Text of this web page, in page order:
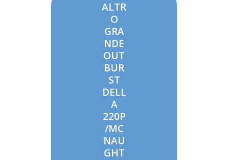
ALTR
O
GRA
NDE
OUT
BUR
ST
DELL
A
220P
/MC
NAU
GHT